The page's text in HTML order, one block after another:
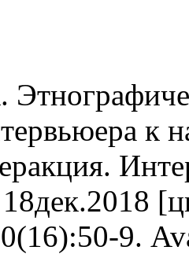
к
9.